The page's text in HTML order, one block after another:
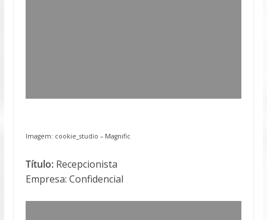
Imagem: cookie_studio – Magnific
Título:Recepcionista
Empresa: Confidencial